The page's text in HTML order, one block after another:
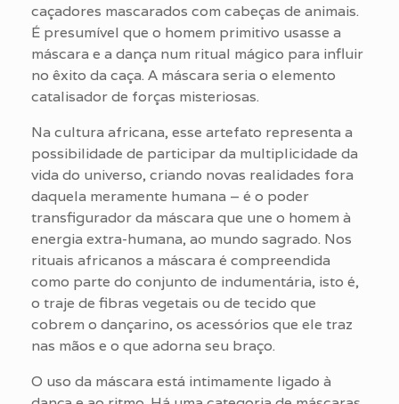
caçadores mascarados com cabeças de animais.
É presumível que o homem primitivo usasse a
máscara e a dança num ritual mágico para influir
no êxito da caça. A máscara seria o elemento
catalisador de forças misteriosas.
Na cultura africana, esse artefato representa a
possibilidade de participar da multiplicidade da
vida do universo, criando novas realidades fora
daquela meramente humana – é o poder
transfigurador da máscara que une o homem à
energia extra-humana, ao mundo sagrado. Nos
rituais africanos a máscara é compreendida
como parte do conjunto de indumentária, isto é,
o traje de fibras vegetais ou de tecido que
cobrem o dançarino, os acessórios que ele traz
nas mãos e o que adorna seu braço.
O uso da máscara está intimamente ligado à